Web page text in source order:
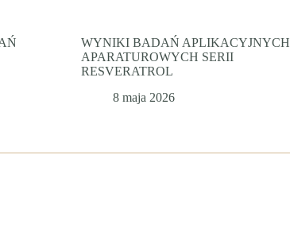
WYNIKI BADAŃ
APARATUROWYCH SERII
RESVERATROL
8 maja 2026